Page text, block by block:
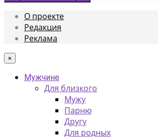
О проекте
Редакция
Реклама
×
Мужчине
Для близкого
Мужу
Парню
Другу
Для родных